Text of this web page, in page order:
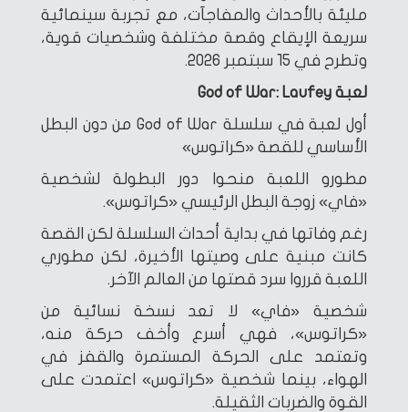
مليئة بالأحداث والمفاجآت، مع تجربة سينمائية
سريعة الإيقاع وقصة مختلفة وشخصيات قوية،
وتطرح في 15 سبتمبر 2026.
لعبة God of War: Laufey
أول لعبة في سلسلة God of War من دون البطل
الأساسي للقصة «كراتوس»
مطورو اللعبة منحوا دور البطولة لشخصية
«فاي» زوجة البطل الرئيسي «كراتوس».
رغم وفاتها في بداية أحداث السلسلة لكن القصة
كانت مبنية على وصيتها الأخيرة، لكن مطوري
اللعبة قرروا سرد قصتها من العالم الآخر.
شخصية «فاي» لا تعد نسخة نسائية من
«كراتوس»، فهي أسرع وأخف حركة منه،
وتعتمد على الحركة المستمرة والقفز في
الهواء، بينما شخصية «كراتوس» اعتمدت على
القوة والضربات الثقيلة.